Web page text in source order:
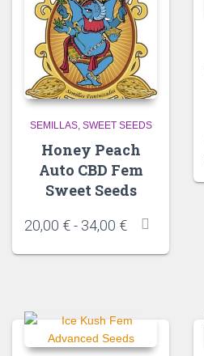
SEMILLAS SWEET SEEDS
Honey Peach
Auto CBD Fem
Sweet Seeds
20,00 €- 34,00 €